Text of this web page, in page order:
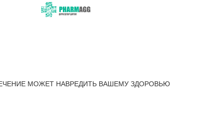
МОЖЕТ НАВРЕДИТЬ ВАШЕМУ ЗДОРОВЬЮ